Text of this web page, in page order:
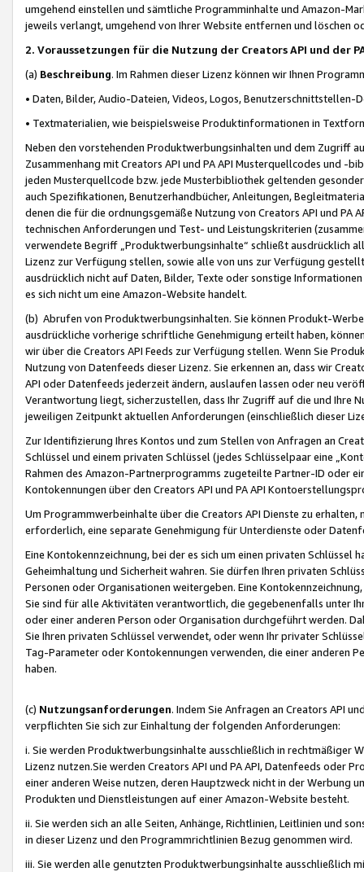
umgehend einstellen und sämtliche Programminhalte und Amazon-
jeweils verlangt, umgehend von Ihrer Website entfernen und löschen
2. Voraussetzungen für die Nutzung der Creators API und der
(a) Beschreibung. Im Rahmen dieser Lizenz können wir Ihnen
• Daten, Bilder, Audio-Dateien, Videos, Logos, Benutzerschnittstellen-
• Textmaterialien, wie beispielsweise Produktinformationen in
Neben den vorstehenden Produktwerbungsinhalten und dem Zugriff
Zusammenhang mit Creators API und PA API Musterquellcodes und
jeden Musterquellcode bzw. jede Musterbibliothek geltenden
auch Spezifikationen, Benutzerhandbücher, Anleitungen,
denen die für die ordnungsgemäße Nutzung von Creators API und PA
technischen Anforderungen und Test- und Leistungskriterien
verwendete Begriff „Produktwerbungsinhalte“ schließt ausdrücklich
Lizenz zur Verfügung stellen, sowie alle von uns zur Verfügung
ausdrücklich nicht auf Daten, Bilder, Texte oder sonstige
es sich nicht um eine Amazon-Website handelt.
(b) Abrufen von Produktwerbungsinhalten. Sie können Produkt-
ausdrückliche vorherige schriftliche Genehmigung erteilt haben,
wir über die Creators API Feeds zur Verfügung stellen. Wenn Sie
Nutzung von Datenfeeds dieser Lizenz. Sie erkennen an, dass wir
API oder Datenfeeds jederzeit ändern, auslaufen lassen oder neu
Verantwortung liegt, sicherzustellen, dass Ihr Zugriff auf die und Ihre
jeweiligen Zeitpunkt aktuellen Anforderungen (einschließlich dieser
Zur Identifizierung Ihres Kontos und zum Stellen von Anfragen an
Schlüssel und einem privaten Schlüssel (jedes Schlüsselpaar eine
Rahmen des Amazon-Partnerprogramms zugeteilte Partner-ID oder
Kontokennungen über den Creators API und PA API
Um Programmwerbeinhalte über die Creators API Dienste zu
erforderlich, eine separate Genehmigung für Unterdienste oder
Eine Kontokennzeichnung, bei der es sich um einen privaten
Geheimhaltung und Sicherheit wahren. Sie dürfen Ihren privaten
Personen oder Organisationen weitergeben. Eine
Sie sind für alle Aktivitäten verantwortlich, die gegebenenfalls unter
oder einer anderen Person oder Organisation durchgeführt werden.
Sie Ihren privaten Schlüssel verwendet, oder wenn Ihr privater
Tag-Parameter oder Kontokennungen verwenden, die einer anderen
haben.
(c) Nutzungsanforderungen. Indem Sie Anfragen an Creators API
verpflichten Sie sich zur Einhaltung der folgenden Anforderungen:
i. Sie werden Produktwerbungsinhalte ausschließlich in rechtmäßiger
Lizenz nutzen.Sie werden Creators API und PA API, Datenfeeds oder
einer anderen Weise nutzen, deren Hauptzweck nicht in der Werbung
Produkten und Dienstleistungen auf einer Amazon-Website besteht.
ii. Sie werden sich an alle Seiten, Anhänge, Richtlinien, Leitlinien und
in dieser Lizenz und den Programmrichtlinien Bezug genommen wird.
iii. Sie werden alle genutzten Produktwerbungsinhalte ausschließlich